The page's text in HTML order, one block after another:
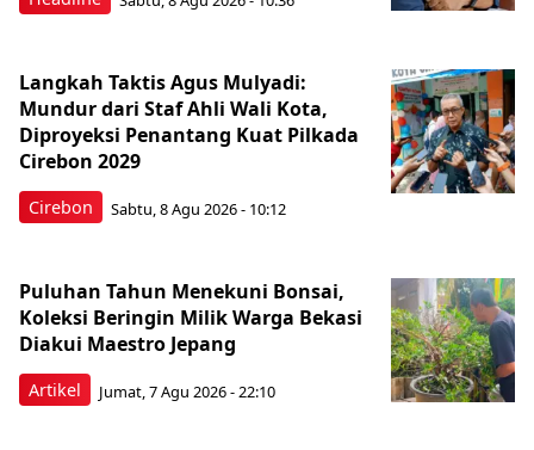
Cirebon
Langkah Taktis Agus Mulyadi:
Mundur dari Staf Ahli Wali Kota,
Diproyeksi Penantang Kuat Pilkada
Cirebon 2029
Sabtu, 8 Agu 2026 - 10:12
Artikel
Puluhan Tahun Menekuni Bonsai,
Koleksi Beringin Milik Warga Bekasi
Diakui Maestro Jepang
Jumat, 7 Agu 2026 - 22:10